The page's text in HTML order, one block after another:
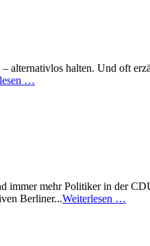
halten. Und oft
…
mehr Politiker in der
Berliner...Weiterlesen …